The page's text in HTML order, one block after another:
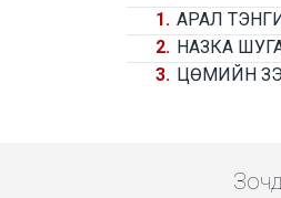
1. АРАЛ
2. НАЗКА
3. ЦӨМИЙН